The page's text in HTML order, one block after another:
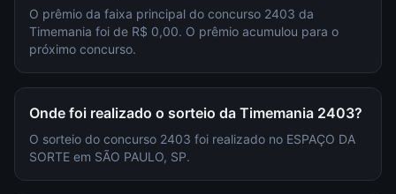
O prêmio da faixa principal do concurso 2403 da
Timemania foi de R$ 0,00. O prêmio acumulou para o
próximo concurso.
Onde foi realizado o sorteio da Timemania 2403?
O sorteio do concurso 2403 foi realizado no ESPAÇO DA
SORTE em SÃO PAULO, SP.